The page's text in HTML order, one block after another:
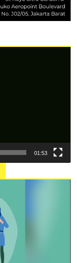
01:53